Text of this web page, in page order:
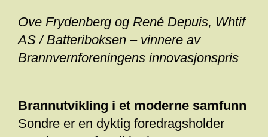
Ove Frydenberg og René Depuis, Whtif
AS / Batteriboksen – vinnere av
Brannvernforeningens innovasjonspris
Brannutvikling i et moderne samfunn
Sondre er en dyktig foredragsholder